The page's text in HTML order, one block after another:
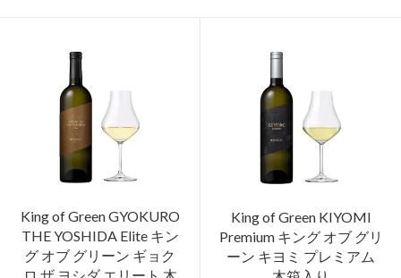
King of Green GYOKURO
THE YOSHIDA Elite キン
グ オブ グリーン ギョク
King of Green KIYOMI
Premium キング オブ グリ
ーン キヨミ プレミアム